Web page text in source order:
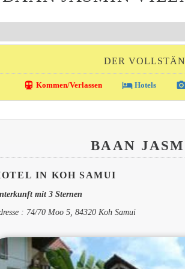
DER
directions_transit Kommen/Verlassen local_hotelHotels
BAAN
IN KOH SAMUI
mit 3 Sternen
: 74/70 Moo 5, 84320 Koh Samui